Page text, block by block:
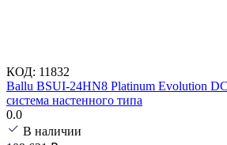
КОД: 11832
Ballu BSUI-24HN8 Platinum Evolution
система настенного типа
0.0
В наличии